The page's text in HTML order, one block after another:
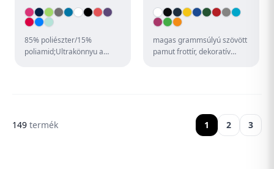
85% poliészter/15%
poliamid;Ultrakönnyu a
magas grammsúlyú szövött
pamut frottír, dekoratív
149 termék 1 2 3